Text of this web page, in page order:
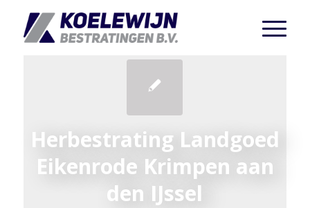
Herbestrating Landgoed
Eikenrode Krimpen aan
den IJssel